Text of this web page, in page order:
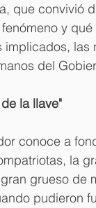
que convivió
y
implicados,
del
la llave"
conoce a
la
grueso de
pudieron